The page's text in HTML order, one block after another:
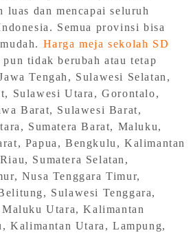
luas dan mencapai seluruh
Semua provinsi bisa
Harga meja sekolah SD
tidak berubah atau tetap
Tengah, Sulawesi Selatan,
Sulawesi Utara, Gorontalo,
Barat, Sulawesi Barat,
Sumatera Barat, Maluku,
Papua, Bengkulu, Kalimantan
Sumatera Selatan,
Nusa Tenggara Timur,
Sulawesi Tenggara,
Utara, Kalimantan
Kalimantan Utara, Lampung,